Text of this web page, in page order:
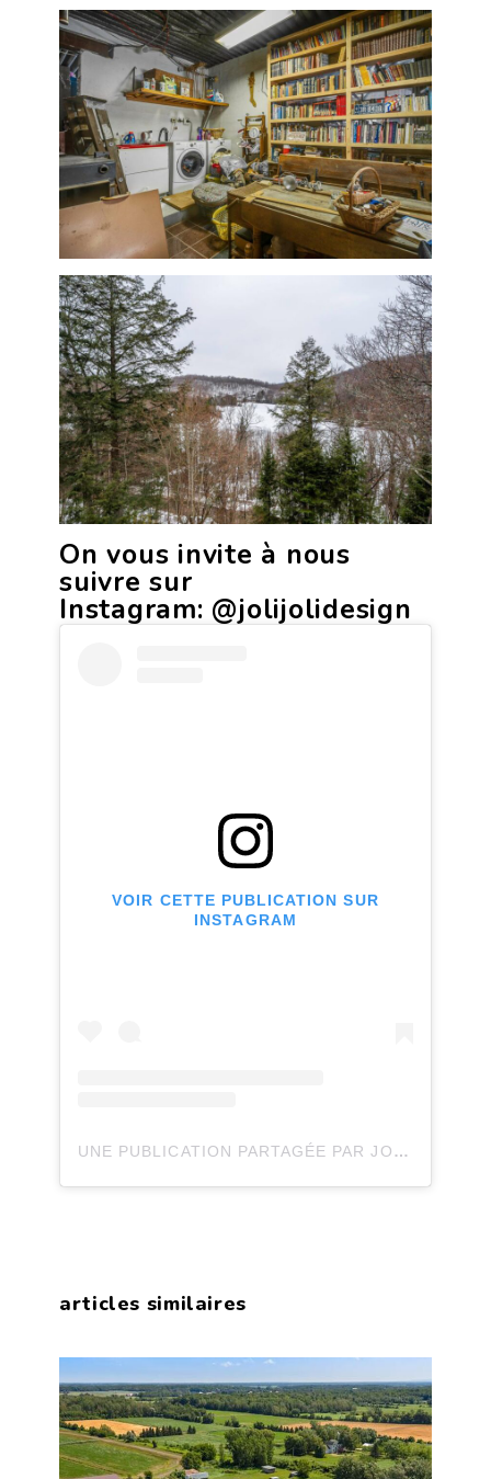
On vous invite à nous
suivre sur
Instagram: @jolijolidesign
VOIR CETTE PUBLICATION SUR
INSTAGRAM
UNE PUBLICATION PARTAGÉE PAR JOLI JOLI DESIGN (@JOLIJOLIDESIGN)
articles similaires